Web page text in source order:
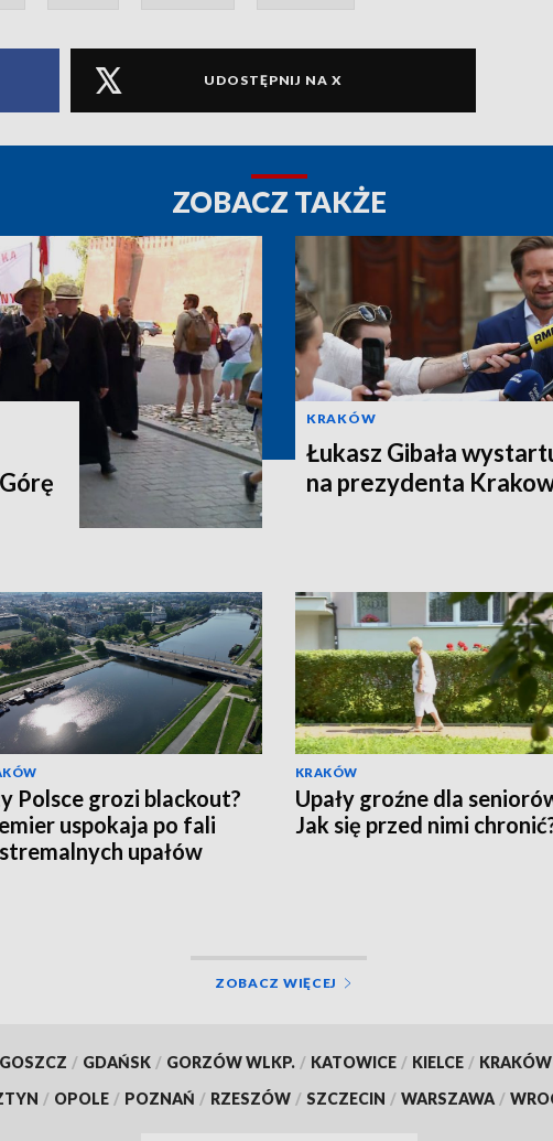
UDOSTĘPNIJ NA X
ZOBACZ TAKŻE
KRAKÓW
Łukasz Gibała
na prezydenta
Polsce grozi blackout?
uspokaja po fali
upałów
KRAKÓW
Upały groźne dla
Jak się przed nimi
ZOBACZ WIĘCEJ
/ GDAŃSK / GORZÓW WLKP. / KATOWICE / KIELCE / KRAKÓW
/ OPOLE / POZNAŃ / RZESZÓW / SZCZECIN / WARSZAWA /